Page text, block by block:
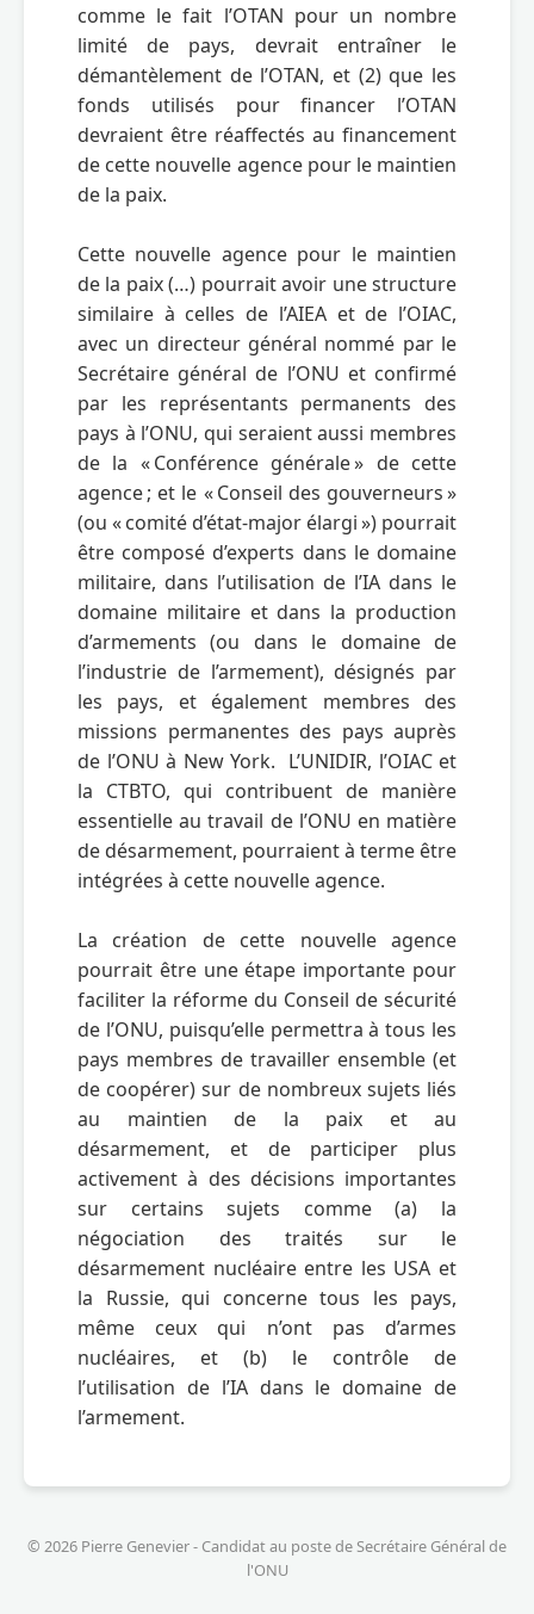
comme le fait l’OTAN pour un nombre
limité de pays, devrait entraîner le
démantèlement de l’OTAN, et (2) que les
fonds utilisés pour financer l’OTAN
devraient être réaffectés au financement
de cette nouvelle agence pour le maintien
de la paix.
Cette nouvelle agence pour le maintien
de la paix (…) pourrait avoir une structure
similaire à celles de l’AIEA et de l’OIAC,
avec un directeur général nommé par le
Secrétaire général de l’ONU et confirmé
par les représentants permanents des
pays à l’ONU, qui seraient aussi membres
de la « Conférence générale » de cette
agence ; et le « Conseil des gouverneurs »
(ou « comité d’état-major élargi ») pourrait
être composé d’experts dans le domaine
militaire, dans l’utilisation de l’IA dans le
domaine militaire et dans la production
d’armements (ou dans le domaine de
l’industrie de l’armement), désignés par
les pays, et également membres des
missions permanentes des pays auprès
de l’ONU à New York.  L’UNIDIR, l’OIAC et
la CTBTO, qui contribuent de manière
essentielle au travail de l’ONU en matière
de désarmement, pourraient à terme être
intégrées à cette nouvelle agence.
La création de cette nouvelle agence
pourrait être une étape importante pour
faciliter la réforme du Conseil de sécurité
de l’ONU, puisqu’elle permettra à tous les
pays membres de travailler ensemble (et
de coopérer) sur de nombreux sujets liés
au maintien de la paix et au
désarmement, et de participer plus
activement à des décisions importantes
sur certains sujets comme (a) la
négociation des traités sur le
désarmement nucléaire entre les USA et
la Russie, qui concerne tous les pays,
même ceux qui n’ont pas d’armes
nucléaires, et (b) le contrôle de
l’utilisation de l’IA dans le domaine de
© 2026 Pierre Genevier - Candidat au poste de Secrétaire Général de
l'ONU